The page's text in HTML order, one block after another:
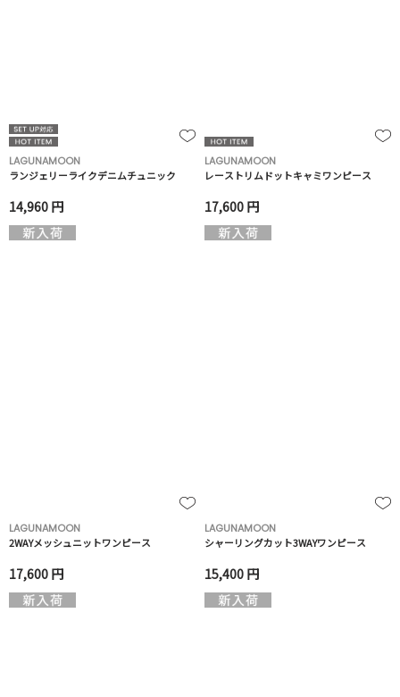
LAGUNAMOON
ランジェリーライクデニムチュニック
14,960 円
LAGUNAMOON
レーストリムドットキャミワンピース
17,600 円
LAGUNAMOON
2WAYメッシュニットワンピース
17,600 円
LAGUNAMOON
シャーリングカット3WAYワンピース
15,400 円